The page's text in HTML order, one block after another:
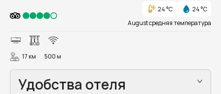
24 °C
24 °C
August средняя температура
17 км 500 м
Удобства отеля